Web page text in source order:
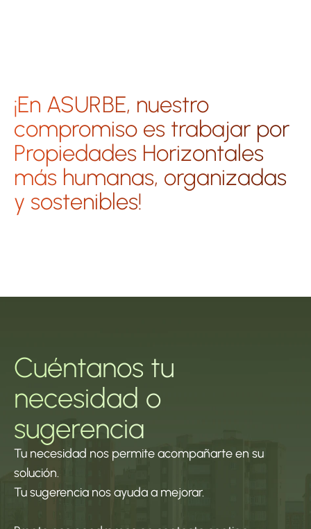
¡En ASURBE, nuestro
compromiso es trabajar por
Propiedades Horizontales
más humanas, organizadas
y sostenibles!
Cuéntanos tu
necesidad o
sugerencia
Tu necesidad nos permite acompañarte en su
solución.
Tu sugerencia nos ayuda a mejorar.